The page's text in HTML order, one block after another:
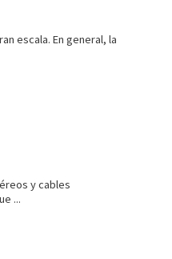
escala. En general, la
y cables
...